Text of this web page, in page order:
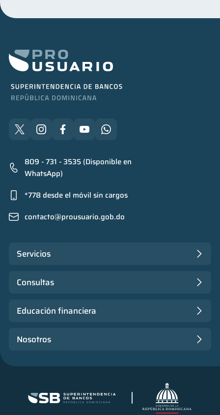
809 - 731 - 3535 (Disponible en
WhatsApp)
*778 desde el móvil sin cargos
contacto@prousuario.gob.do
Servicios
Consultas
Educación financiera
Nosotros